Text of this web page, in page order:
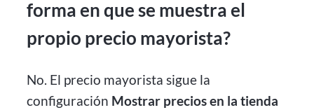
forma en que se muestra el
propio precio mayorista?
No. El precio mayorista sigue la
configuración Mostrar precios en la tienda